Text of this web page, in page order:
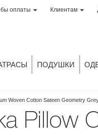
оплаты Клиентам
ПОДУШКИ
Woven Cotton Sateen Geometry